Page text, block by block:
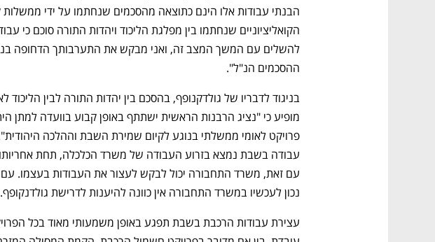
ההסכמים הנ"ל".
נכון לעכשיו במשרד התחבורה אין כוונה להיענות לדרישת גולדנקופף.